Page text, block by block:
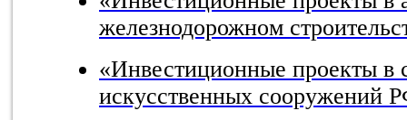
железнодорожном
«Инвестиционные проекты в
искусственных сооружений